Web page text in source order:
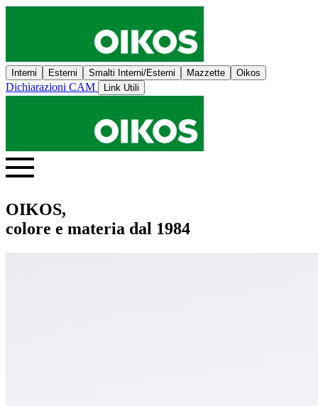
Interni Esterni Smalti Interni/Esterni Mazzette Oikos
Dichiarazioni CAM Link Utili
OIKOS,
colore e materia dal 1984